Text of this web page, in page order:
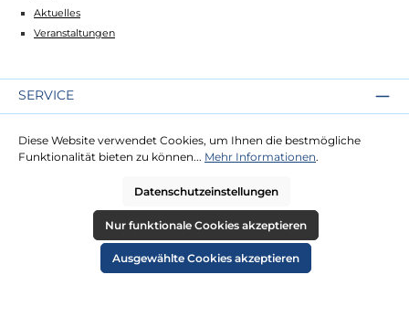
Aktuelles
Veranstaltungen
SERVICE
Lieferung
Zahlung
RECHTLICHES
Diese Website verwendet Cookies, um Ihnen die bestmögliche
Funktionalität bieten zu können... Mehr Informationen.
Datenschutzeinstellungen
Nur funktionale Cookies akzeptieren
Ausgewählte Cookies akzeptieren